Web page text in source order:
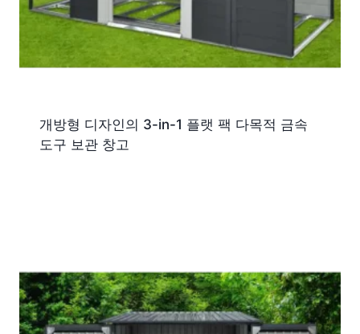
개방형 디자인의 3-in-1 플랫 팩 다목적 금속
도구 보관 창고